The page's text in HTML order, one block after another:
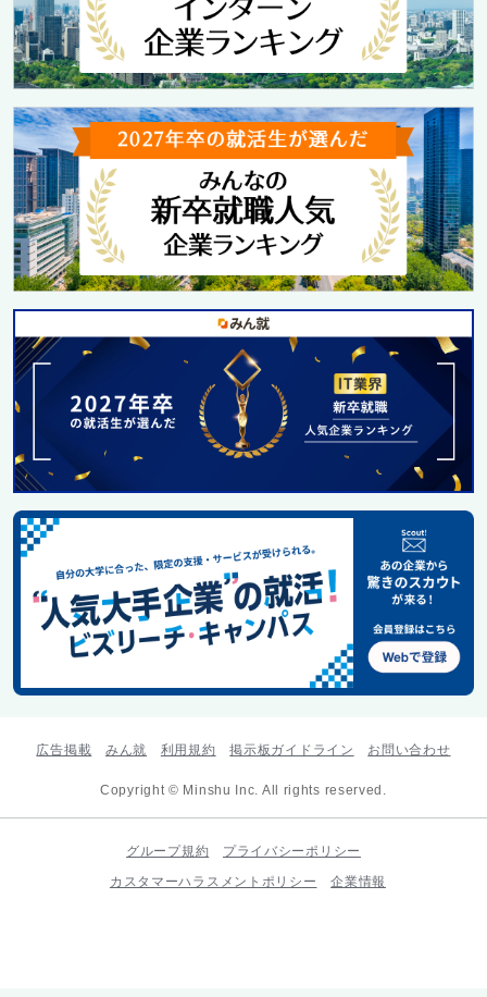
広告掲載 みん就 利用規約 掲示板ガイドライン お問い合わせ
Copyright © Minshu Inc. All rights reserved.
グループ規約
プライバシーポリシー
カスタマーハラスメントポリシー
企業情報